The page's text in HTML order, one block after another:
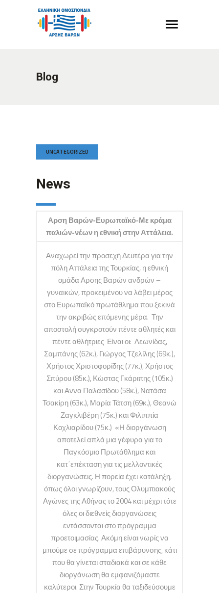
Blog
UNCATEGORIZED
News
Αρση Βαρών-Ευρωπαϊκό-Με κράμα
παλιών-νέων η εθνική στην Αττάλεια.
Αναχωρεί την προσεχή Δευτέρα για την
πόλη Αττάλεια της Τουρκίας, η εθνική
ομάδα Αρσης Βαρών ανδρών –
γυναικών, προκειμένου να λάβει μέρος
στο Ευρωπαϊκό πρωτάθλημα που ξεκινά
την ακριβώς επόμενης μέρα. Την
αποστολή συγκροτούν πέντε αθλητές και
πέντε αθλήτριες Είναι οι: Λεωνίδας,
Σαμπάνης (62κ.), Γιώργος Τζελίλης (69κ.),
Χρήστος Χριστοφορίδης (77κ.), Χρήστος
Σπύρου (85κ.), Κώστας Γκάριπης (105κ.)
και Αννα Παλασίδου (58κ.), Νατάσα
Τσακίρη (63κ.), Μαρία Τάτση (69κ.), Θεανώ
Ζαγκλιβέρη (75κ.) και Φιλιππία
Κοχλιαρίδου (75κ.) «Η διοργάνωση
αποτελεί απλά μια γέφυρα για το
Παγκόσμιο Πρωτάθλημα και
κατ΄επέκταση για τις μελλοντικές
διοργανώσεις. Η πορεία έχει κατάληξη,
όπως όλοι γνωρίζουν, τους Ολυμπιακούς
Αγώνες της Αθήνας το 2004 και μέχρι τότε
όλες οι διεθνείς διοργανώσεις
εντάσσονται στο πρόγραμμα
προετοιμασίας. Ακόμη είναι νωρίς να
μπούμε σε πρόγραμμα επιβάρυνσης, κάτι
που θα γίνεται σταδιακά και σε κάθε
διοργάνωση θα εμφανιζόμαστε
καλύτεροι. Στην Τουρκία θα ταξιδεύσουμε